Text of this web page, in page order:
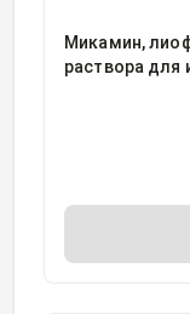
Микамин,
раствора для